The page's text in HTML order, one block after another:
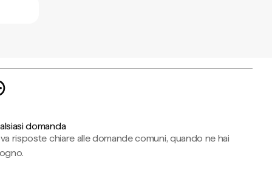
domanda
risposte chiare alle domande comuni, quando ne hai